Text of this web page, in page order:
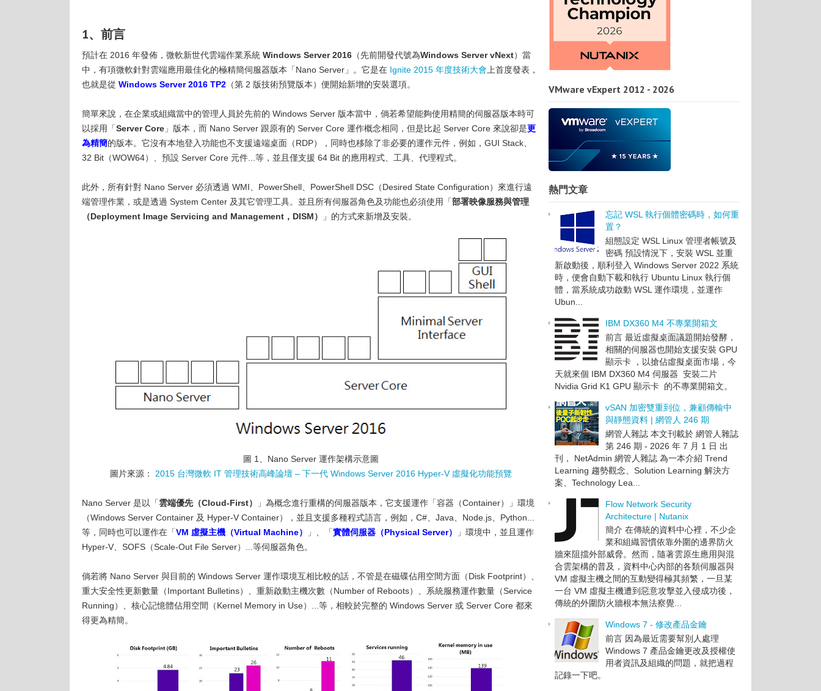
1、前言
預計在 2016 年發佈，微軟新世代雲端作業系統 Windows Server 2016 （先前開發代號為Windows Server vNext）當
中，有項微軟針對雲端應用最佳化的極精簡伺服器版本「Nano Server」。它是在 Ignite 2015 年度技術大會 上首度發表，
也就是從 Windows Server 2016 TP2 （第 2 版技術預覽版本）便開始新增的安裝選項。
簡單來說，在企業或組織當中的管理人員於先前的 Windows Server 版本當中，倘若希望能夠使用精簡的伺服器版本時可
以採用「Server Core 」版本，而 Nano Server 跟原有的 Server Core 運作概念相同，但是比起 Server Core 來說卻是更
為精簡的版本。它沒有本地登入功能也不支援遠端桌面（RDP），同時也移除了非必要的運作元件，例如，GUI Stack、
32 Bit（WOW64）、預設 Server Core 元件...等，並且僅支援 64 Bit 的應用程式、工具、代理程式。
此外，所有針對 Nano Server 必須透過 WMI、PowerShell、PowerShell DSC（Desired State Configuration）來進行遠
端管理作業，或是透過 System Center 及其它管理工具。並且所有伺服器角色及功能也必須使用「部署映像服務與管理
（Deployment Image Servicing and Management，DISM）
」的方式來新增及安裝。
圖 1、Nano Server 運作架構示意圖
圖片來源： 2015 台灣微軟 IT 管理技術高峰論壇 – 下一代 Windows Server 2016 Hyper-V 虛擬化功能預覽
Nano Server 是以「雲端優先（Cloud-First）
」為概念進行重構的伺服器版本，它支援運作「容器（Container）」環境
（Windows Server Container 及 Hyper-V Container），並且支援多種程式語言，例如，C#、Java、Node.js、Python...
等，同時也可以運作在「VM 虛擬主機（Virtual Machine） 」、「實體伺服器（Physical Server）
」環境中，並且運作
Hyper-V、SOFS（Scale-Out File Server）...等伺服器角色。
倘若將 Nano Server 與目前的 Windows Server 運作環境互相比較的話，不管是在磁碟佔用空間方面（Disk Footprint）、
重大安全性更新數量（Important Bulletins）、重新啟動主機次數（Number of Reboots）、系統服務運作數量（Service
Running）、核心記憶體佔用空間（Kernel Memory in Use）...等，相較於完整的 Windows Server 或 Server Core 都來
得更為精簡。
VMware vExpert 2012 - 2026
熱門文章
忘記 WSL 執行個體密碼時，如何重
置？
組態設定 WSL Linux 管理者帳號及
密碼 預設情況下，安裝 WSL 並重
新啟動後，順利登入 Windows Server 2022 系統
時，便會自動下載和執行 Ubuntu Linux 執行個
體，當系統成功啟動 WSL 運作環境，並運作
Ubun...
IBM DX360 M4 不專業開箱文
前言 最近虛擬桌面議題開始發酵，
相關的伺服器也開始支援安裝 GPU
顯示卡 ，以搶佔虛擬桌面市場，今
天就來個 IBM DX360 M4 伺服器 安裝二片
Nvidia Grid K1 GPU 顯示卡 的不專業開箱文。
vSAN 加密雙重到位，兼顧傳輸中
與靜態資料 | 網管人 246 期
網管人雜誌 本文刊載於 網管人雜誌
第 246 期 - 2026 年 7 月 1 日 出
刊， NetAdmin 網管人雜誌 為一本介紹 Trend
Learning 趨勢觀念、Solution Learning 解決方
案、Technology Lea...
Flow Network Security
Architecture | Nutanix
簡介 在傳統的資料中心裡，不少企
業和組織習慣依靠外圍的邊界防火
牆來阻擋外部威脅。然而，隨著雲原生應用與混
合雲架構的普及，資料中心內部的各類伺服器與
VM 虛擬主機之間的互動變得極其頻繁，一旦某
一台 VM 虛擬主機遭到惡意攻擊並入侵成功後，
傳統的外圍防火牆根本無法察覺...
Windows 7 - 修改產品金鑰
前言 因為最近需要幫別人處理
Windows 7 產品金鑰更改及授權使
用者資訊及組織的問題，就把過程
記錄一下吧。